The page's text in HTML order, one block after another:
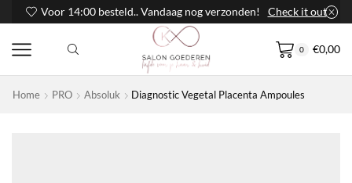
Voor 14:00 besteld.. Vandaag nog verzonden! Check it out
0 €0,00
Home PRO Absoluk Diagnostic Vegetal Placenta Ampoules